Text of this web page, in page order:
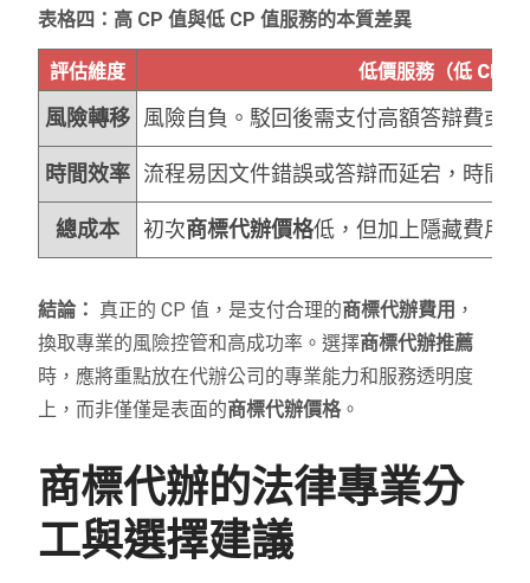
表格四：高 CP 值與低 CP 值服務的本質差異
評估維度 低價服務（低 CP
風險轉移 風險自負。駁回後需支付高額答辯費或
時間效率 流程易因文件錯誤或答辯而延宕，時間
總成本 初次商標代辦價格低，但加上隱藏費用
結論： 真正的 CP 值，是支付合理的商標代辦費用 ，
換取專業的風險控管和高成功率。選擇商標代辦推薦
時，應將重點放在代辦公司的專業能力和服務透明度
上，而非僅僅是表面的商標代辦價格。
商標代辦的法律專業分
工與選擇建議